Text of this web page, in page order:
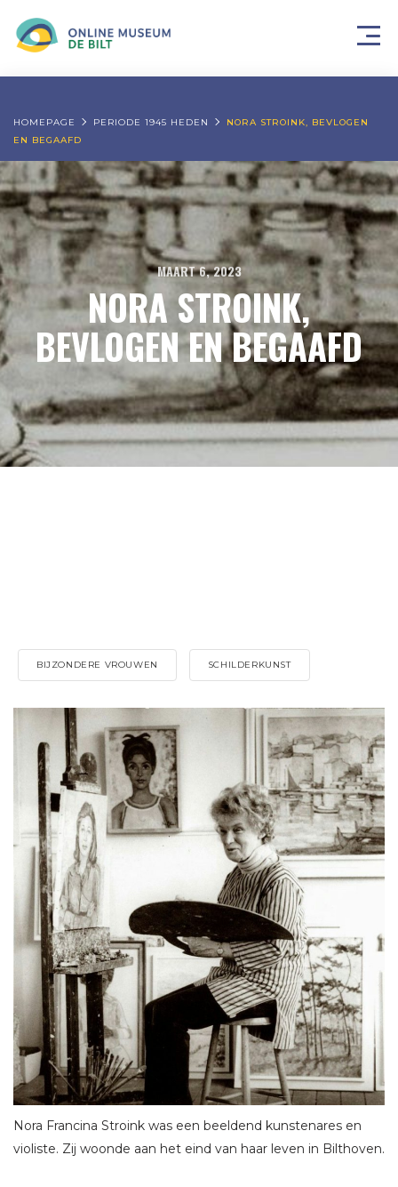
HOMEPAGE PERIODE 1945 HEDEN
NORA STROINK, BEVLOGEN
EN BEGAAFD
MAART 6, 2023
NORA STROINK,
BEVLOGEN EN BEGAAFD
BIJZONDERE VROUWEN SCHILDERKUNST
Nora Francina Stroink was een beeldend kunstenares en
violiste. Zij woonde aan het eind van haar leven in Bilthoven.